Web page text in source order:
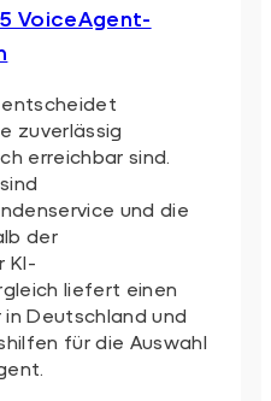
VoiceAgent-
entscheidet
zuverlässig
erreichbar sind.
und die
der
KI-
liefert einen
Deutschland und
für die Auswahl